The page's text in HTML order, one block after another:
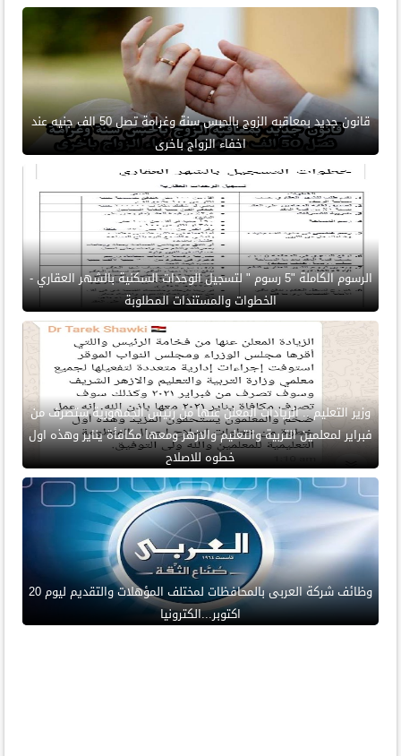
قانون جديد بمعاقبه الزوج بالحبس سنة وغرامة تصل 50 الف جنيه عند
اخفاء الزواج باخرى
الرسوم الكاملة "5 رسوم " لتسجيل الوحدات السكنية بالشهر العقاري -
الخطوات والمستندات المطلوبة
وزير التعليم .. الزيادات المعلن عنها من رئيس الجمهورية ستصرف من
فبراير لمعلمين التربية والتعليم والازهر ومعها مكافأة يناير وهذه اول
خطوه للاصلاح
وظائف شركة العربى بالمحافظات لمختلف المؤهلات والتقديم ليوم 20
اكتوبر...الكترونيا